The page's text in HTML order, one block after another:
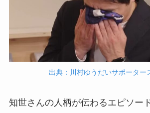
出典：川村ゆうだいサポーター
知世さんの人柄が伝わるエピソー